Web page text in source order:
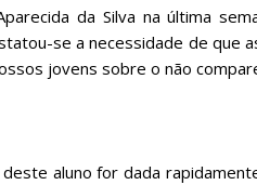
da Silva na última
se a necessidade de que
jovens sobre o não
aluno for dada